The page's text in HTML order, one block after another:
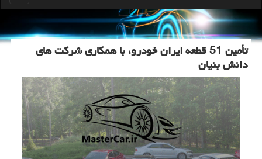
تأمین 51 قطعه ایران خودرو، با همكاری شركت های
دانش بنیان